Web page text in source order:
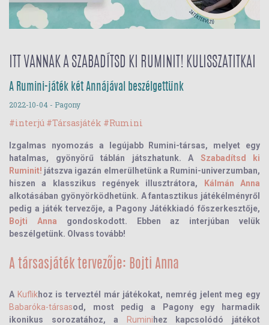
ITT VANNAK A SZABADÍTSD KI RUMINIT! KULISSZATITKAI
A Rumini-játék két Annájával beszélgettünk
2022-10-04 - Pagony
#interjú #Társasjáték #Rumini
Izgalmas nyomozás a legújabb Rumini-társas, melyet egy
hatalmas, gyönyörű táblán játszhatunk. A Szabadítsd ki
Ruminit! játszva igazán elmerülhetünk a Rumini-univerzumban,
hiszen a klasszikus regények illusztrátora,
Kálmán Anna
alkotásában gyönyörködhetünk. A fantasztikus játékélményről
pedig a játék tervezője, a Pagony Játékkiadó főszerkesztője,
Bojti Anna gondoskodott. Ebben az interjúban velük
beszélgetünk. Olvass tovább!
A társasjáték tervezője: Bojti Anna
A Kuflik hoz is terveztél már játékokat, nemrég jelent meg egy
Babaróka-társasod, most pedig a Pagony egy harmadik
ikonikus sorozatához, a
Rumini hez kapcsolódó játékot